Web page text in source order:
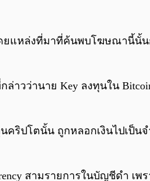
โดยแหล่งที่มาที่ค้นพบโฆษณานี้นั้
าวว่านาย Key ลงทุนใน
ริปโตนั้น ถูกหลอกเงินไปเป็นจ
สามรายการในบัญชีดำ เพ